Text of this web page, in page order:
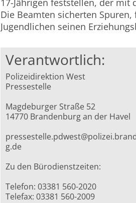
17-Jährigen feststellen, der
Die Beamten sicherten
Jugendlichen seinen
Verantwortlich:
Polizeidirektion West
Pressestelle
Magdeburger Straße 52
14770 Brandenburg an der Havel
g.de
Zu den Bürodienstzeiten:
Telefon: 03381 560-2020
Telefax: 03381 560-2009